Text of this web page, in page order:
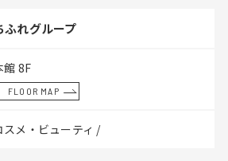
ふれグループ
館 8F
FLOOR MAP
スメ・ビューティ /